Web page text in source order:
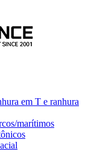
em T e ranhura
marítimos